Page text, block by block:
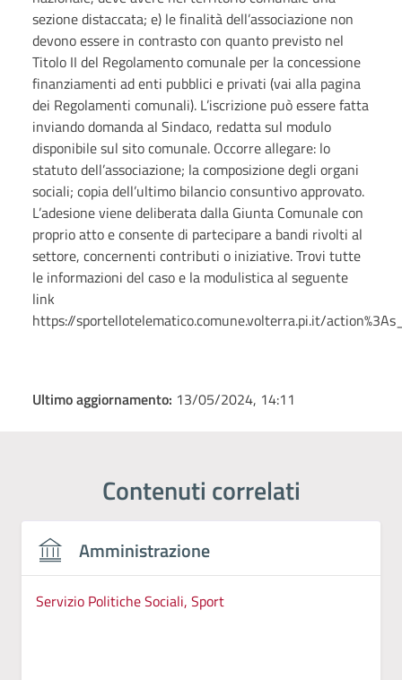
sezione distaccata; e) le finalità dell’associazione non
devono essere in contrasto con quanto previsto nel
Titolo II del Regolamento comunale per la concessione
finanziamenti ad enti pubblici e privati (vai alla pagina
dei Regolamenti comunali). L’iscrizione può essere fatta
inviando domanda al Sindaco, redatta sul modulo
disponibile sul sito comunale. Occorre allegare: lo
statuto dell’associazione; la composizione degli organi
sociali; copia dell’ultimo bilancio consuntivo approvato.
L’adesione viene deliberata dalla Giunta Comunale con
proprio atto e consente di partecipare a bandi rivolti al
settore, concernenti contributi o iniziative. Trovi tutte
le informazioni del caso e la modulistica al seguente
link
https://sportellotelematico.comune.volterra.pi.it/
Ultimo aggiornamento: 13/05/2024, 14:11
Contenuti correlati
Amministrazione
Servizio Politiche Sociali, Sport